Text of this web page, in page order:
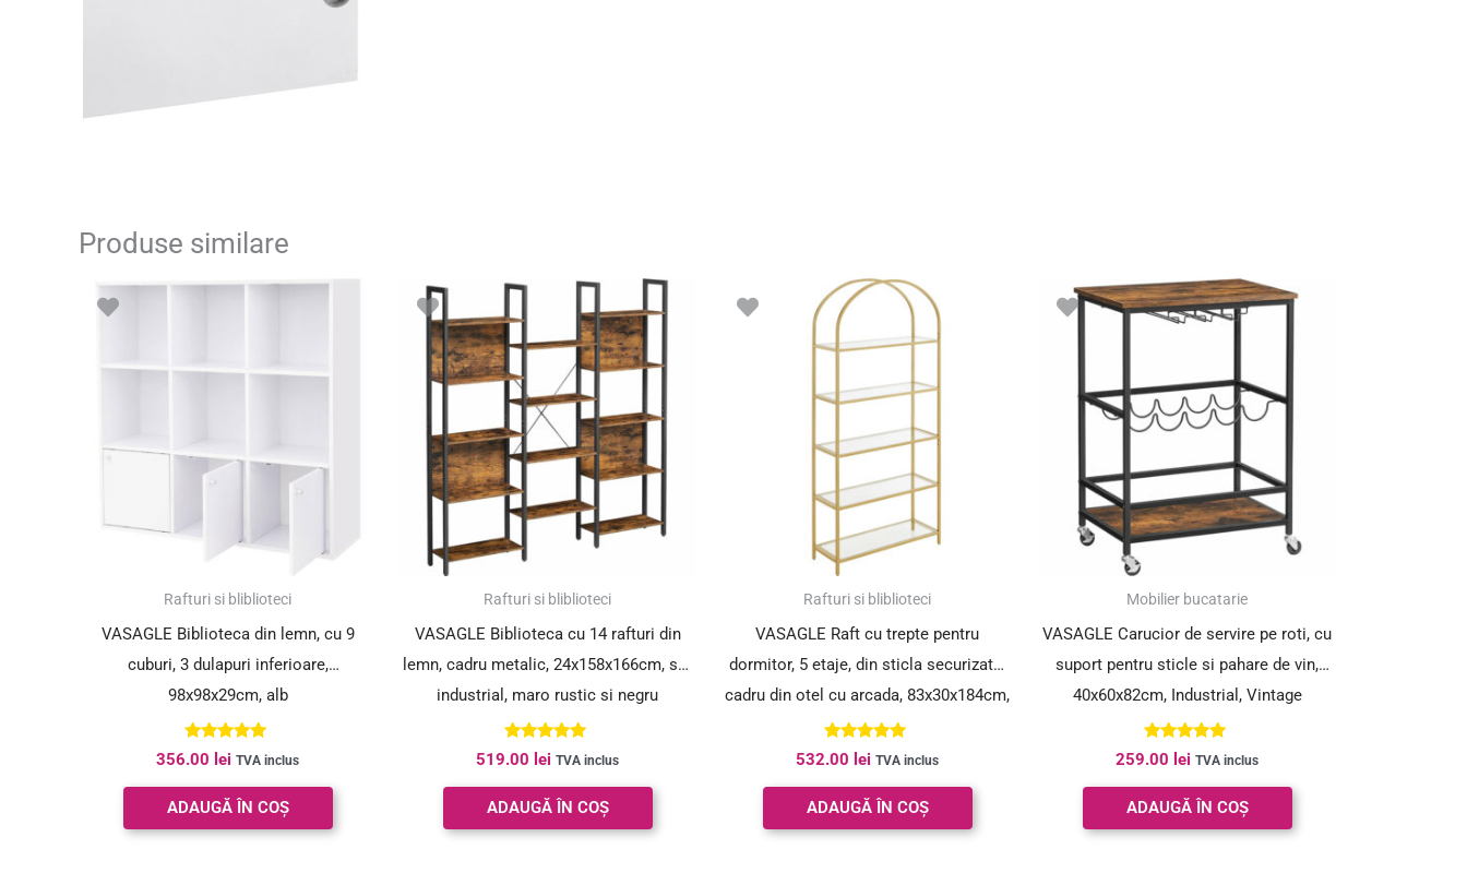
Produse similare
Rafturi si bliblioteci
VASAGLE Biblioteca din lemn, cu 9
cuburi, 3 dulapuri inferioare,
98x98x29cm, alb
Evaluat la
5.00
din 5
356.00 lei TVA inclus
ADAUGĂ ÎN COȘ
Rafturi si bliblioteci
VASAGLE Biblioteca cu 14 rafturi din
lemn, cadru metalic, 24x158x166cm, stil
industrial, maro rustic si negru
Evaluat la
4.91
din 5
519.00 lei TVA inclus
ADAUGĂ ÎN COȘ
Rafturi si bliblioteci
VASAGLE Raft cu trepte pentru
dormitor, 5 etaje, din sticla securizata,
cadru din otel cu arcada, 83x30x184cm,
auriu
Evaluat la
5.00
din 5
532.00 lei TVA inclus
ADAUGĂ ÎN COȘ
Mobilier bucatarie
VASAGLE Carucior de servire pe roti, cu
suport pentru sticle si pahare de vin,
40x60x82cm, Industrial, Vintage
Maro/Negru
Evaluat la
5.00
din 5
259.00 lei TVA inclus
ADAUGĂ ÎN COȘ